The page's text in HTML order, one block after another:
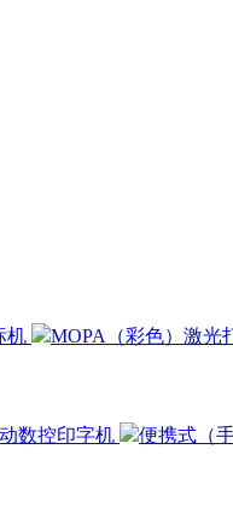
机 MOPA（彩色）激光
数控印字机 便携式（